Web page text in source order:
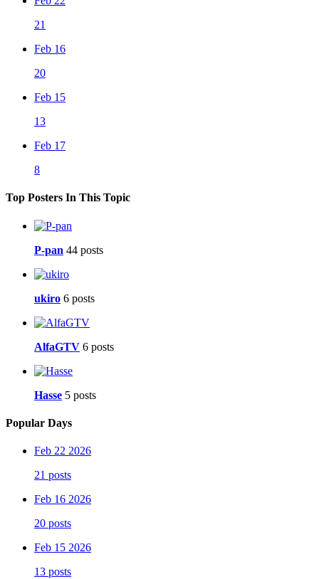
21
Feb 16
20
Feb 15
13
Feb 17
8
Top Posters In This Topic
P-pan 44 posts
ukiro 6 posts
AlfaGTV 6 posts
Hasse 5 posts
Popular Days
Feb 22 2026
21 posts
Feb 16 2026
20 posts
Feb 15 2026
13 posts